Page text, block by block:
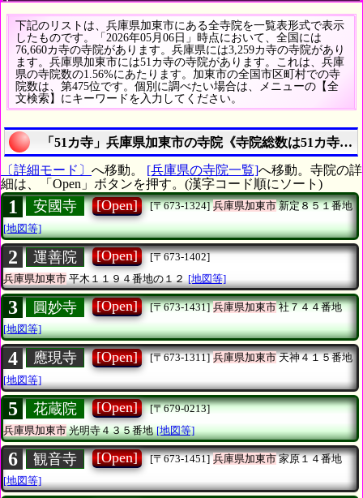
下記のリストは、兵庫県加東市にある全寺院を一覧表形式で表示
したものです。「2026年05月06日」時点において、全国には
76,660カ寺の寺院があります。兵庫県には3,259カ寺の寺院があり
ます。兵庫県加東市には51カ寺の寺院があります。これは、兵庫
県の寺院数の1.56%にあたります。加東市の全国市区町村での寺
院数は、第475位です。個別に調べたい場合は、メニューの【全
文検索】にキーワードを入力してください。
「51カ寺」兵庫県加東市の寺院《寺院総数は51カ寺》
〔詳細モード〕 へ移動。 [兵庫県の寺院一覧]へ移動。寺院の詳
細は、「Open」ボタンを押す。(漢字コード順にソート)
1 安國寺 [Open] [〒673-1324] 兵庫県加東市新定８５１番地
[地図等]
2 運善院 [Open]
[〒673-1402]
兵庫県加東市平木１１９４番地の１２ [地図等]
3 圓妙寺 [Open] [〒673-1431] 兵庫県加東市社７４４番地
[地図等]
4 應現寺 [Open] [〒673-1311] 兵庫県加東市天神４１５番地
[地図等]
5 花蔵院 [Open]
[〒679-0213]
兵庫県加東市光明寺４３５番地 [地図等]
6 観音寺 [Open] [〒673-1451] 兵庫県加東市家原１４番地
[地図等]